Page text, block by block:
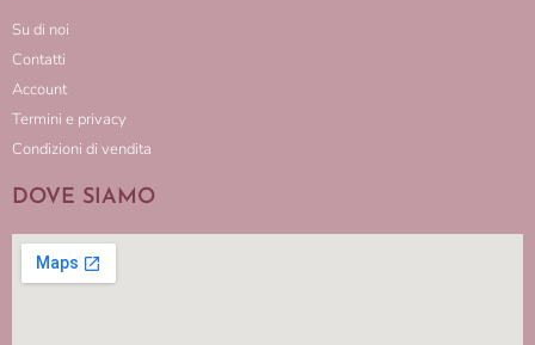
Su di noi
Contatti
Account
Termini e privacy
Condizioni di vendita
DOVE SIAMO